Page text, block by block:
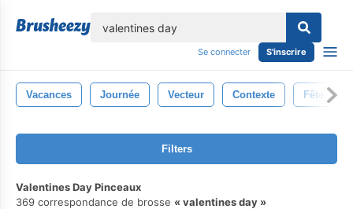
Se connecter S'inscrire
Vacances Journée Vecteur Contexte Fête
Filters
Valentines Day Pinceaux
369 correspondance de brosse
valentines day